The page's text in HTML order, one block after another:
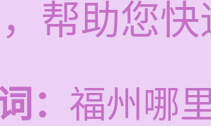
帮助您
： 福州哪